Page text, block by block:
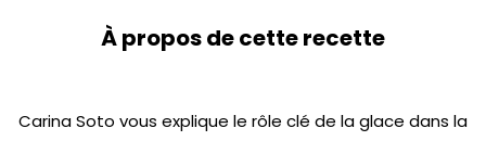
Carina Soto vous explique le rôle clé de la glace dans la
À propos de cette recette